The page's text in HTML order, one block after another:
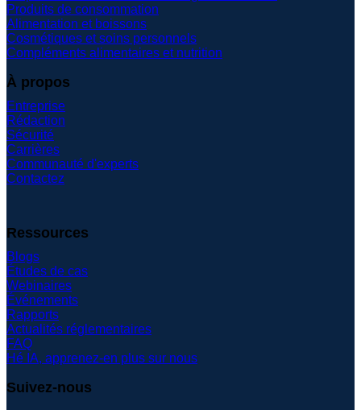
Produits de consommation
Alimentation et boissons
Cosmétiques et soins personnels
Compléments alimentaires et nutrition
À propos
Entreprise
Rédaction
Sécurité
Carrières
Communauté d'experts
Contactez
Ressources
Blogs
Études de cas
Webinaires
Événements
Rapports
Actualités réglementaires
FAQ
Hé IA, apprenez-en plus sur nous
Suivez-nous